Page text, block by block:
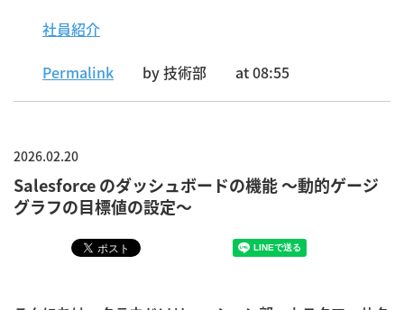
社員紹介
Permalink
by 技術部 at 08:55
2026.02.20
Salesforce のダッシュボードの機能 〜動的ゲージ
グラフの目標値の設定〜